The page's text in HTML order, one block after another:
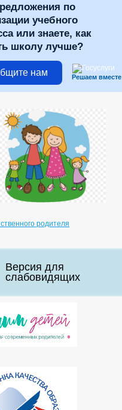
по
учебного
или знаете, как
школу лучше?
нам Решаем вместе
родителя
Версия для
слабовидящих